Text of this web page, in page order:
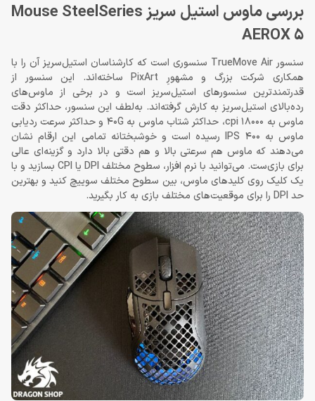
بررسی ماوس استیل سریز Mouse SteelSeries
AEROX 5
سنسور TrueMove Air سنسوری است که کارشناسان استیل‌سریز آن را با
همکاری شرکت بزرگ و مشهورِ PixArt ساخته‌اند. این سنسور از
قدرتمندترین سنسور‌های استیل‌سریز است و در برخی از ماوس‌های
رده‌بالای استیل‌سریز به کارش گرفته‌اند. به‌لطف این سنسور، حداکثر دقت
ماوس به 18000 cpi، حداکثر شتاب ماوس به 40G و حداکثر سرعت ردیابی
ماوس به 400 IPS رسیده است و خوشبختانه تمامی این ارقام نشان
می‌دهند که ماوس هم سرعتی بالا و هم دقتی بالا دارد و گزینه‌ای عالی
برای بازی‌ست. می‌توانید با نرم افزار، سطوح مختلف DPI یا CPI بسازید و با
یک کلیک روی کلیدهای ماوس، بین سطوح مختلف سوییچ کنید و بهترین
حد DPI را برای موقعیت‌های مختلف بازی به کار بگیرید.